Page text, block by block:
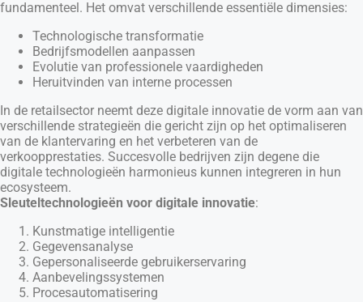
fundamenteel. Het omvat verschillende essentiële dimensies:
Technologische transformatie
Bedrijfsmodellen aanpassen
Evolutie van professionele vaardigheden
Heruitvinden van interne processen
In de retailsector neemt deze digitale innovatie de vorm aan van
verschillende strategieën die gericht zijn op het optimaliseren
van de klantervaring en het verbeteren van de
verkoopprestaties. Succesvolle bedrijven zijn degene die
digitale technologieën harmonieus kunnen integreren in hun
ecosysteem.
Sleuteltechnologieën voor digitale innovatie:
Kunstmatige intelligentie
Gegevensanalyse
Gepersonaliseerde gebruikerservaring
Aanbevelingssystemen
Procesautomatisering